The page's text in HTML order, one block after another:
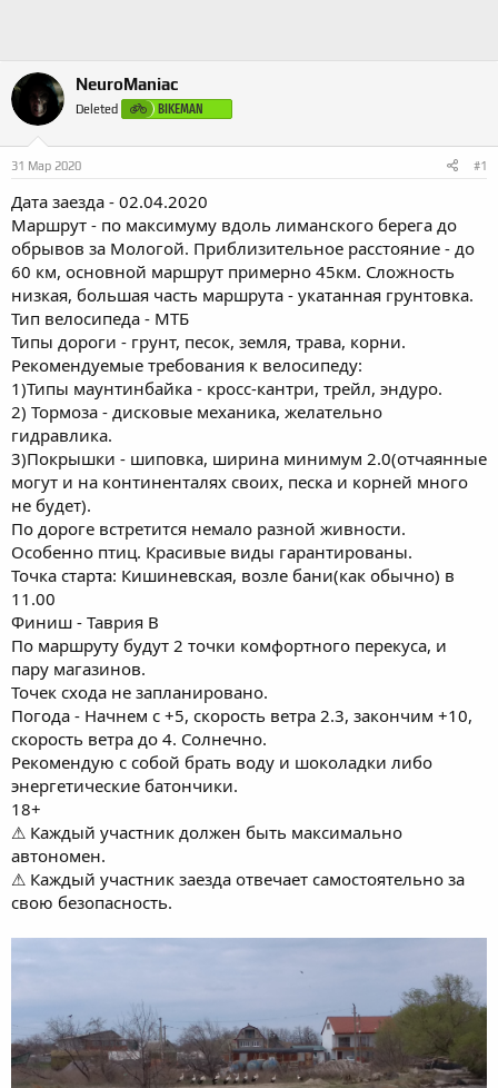
NeuroManiac
Deleted BIKEMAN
31 Мар 2020 #1
Дата заезда - 02.04.2020
Маршрут - по максимуму вдоль лиманского берега до
обрывов за Мологой. Приблизительное расстояние - до
60 км, основной маршрут примерно 45км. Сложность
низкая, большая часть маршрута - укатанная грунтовка.
Тип велосипеда - МТБ
Типы дороги - грунт, песок, земля, трава, корни.
Рекомендуемые требования к велосипеду:
1)Типы маунтинбайка - кросс-кантри, трейл, эндуро.
2) Тормоза - дисковые механика, желательно
гидравлика.
3)Покрышки - шиповка, ширина минимум 2.0(отчаянные
могут и на континенталях своих, песка и корней много
не будет).
По дороге встретится немало разной живности.
Особенно птиц. Красивые виды гарантированы.
Точка старта: Кишиневская, возле бани(как обычно) в
11.00
Финиш - Таврия В
По маршруту будут 2 точки комфортного перекуса, и
пару магазинов.
Точек схода не запланировано.
Погода - Начнем с +5, скорость ветра 2.3, закончим +10,
скорость ветра до 4. Солнечно.
Рекомендую с собой брать воду и шоколадки либо
энергетические батончики.
18+
⚠ Каждый участник должен быть максимально
автономен.
⚠ Каждый участник заезда отвечает самостоятельно за
свою безопасность.